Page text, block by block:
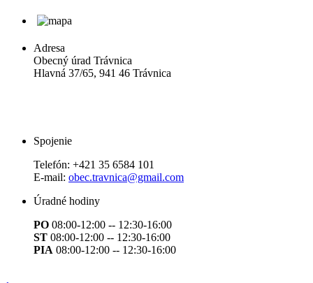
Adresa
Obecný úrad Trávnica
Hlavná 37/65, 941 46 Trávnica
Spojenie
Telefón: +421 35 6584 101
E-mail: obec.travnica@gmail.com
Úradné hodiny
PO 08:00-12:00 -- 12:30-16:00
ST 08:00-12:00 -- 12:30-16:00
PIA 08:00-12:00 -- 12:30-16:00